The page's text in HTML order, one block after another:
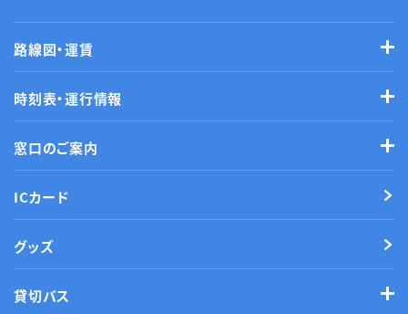
路線図・運賃
時刻表・運行情報
窓口のご案内
ICカード
グッズ
貸切バス